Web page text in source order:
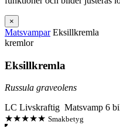
×
Matsvampar Eksillkremla
kremlor
Eksillkremla
Russula graveolens
LC Livskraftig Matsvamp 6
★★★★★ Smakbetyg